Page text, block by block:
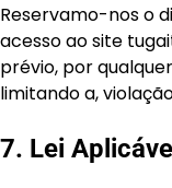
Reservamo-nos o
acesso ao site
prévio, por
limitando a,
7. Lei